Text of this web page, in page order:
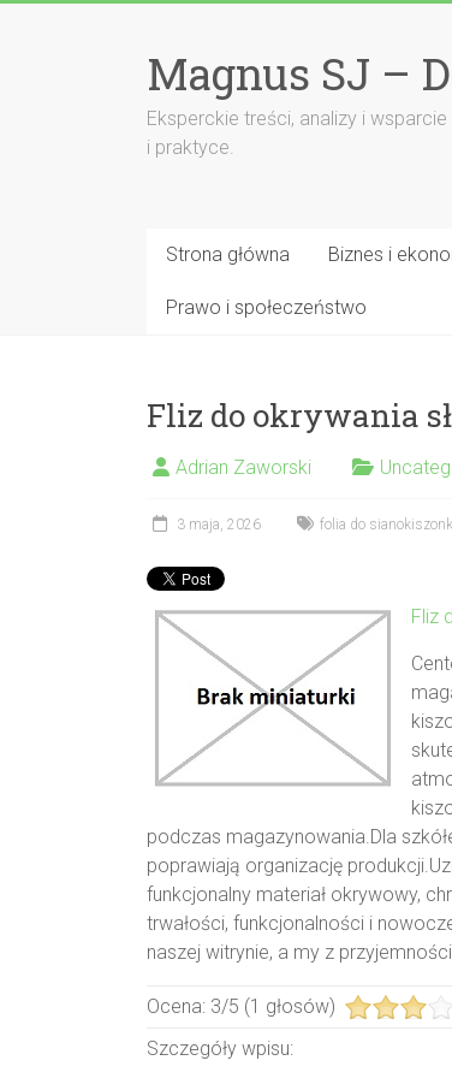
Magnus SJ –
Eksperckie treści, analizy i
i praktyce.
Strona główna Biznes i
Prawo i społeczeństwo
Fliz do okrywania
Adrian Zaworski
3 maja, 2026 folia do
Fliz
podczas magazynowania.Dla
poprawiają organizację
funkcjonalny materiał okrywowy,
trwałości, funkcjonalności i
naszej witrynie, a my z
Ocena: 3/5 (1 głosów)
Szczegóły wpisu: